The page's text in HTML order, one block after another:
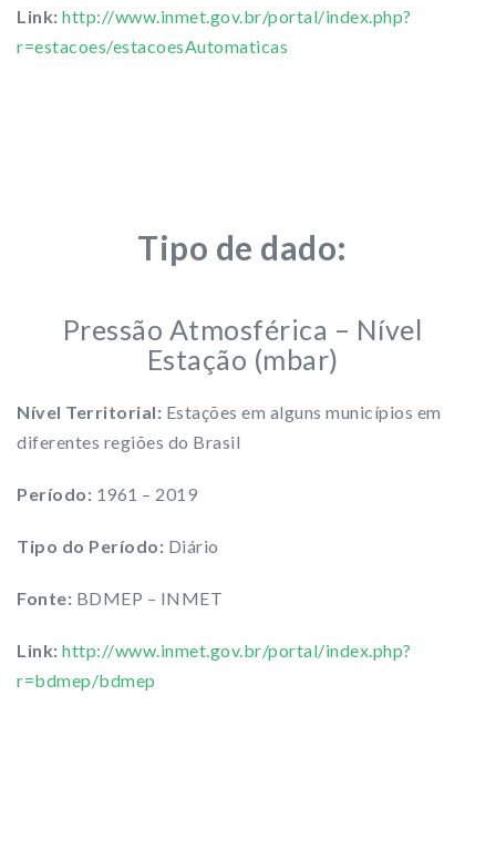
Link: http://www.inmet.gov.br/portal/index.php?
r=estacoes/estacoesAutomaticas
Tipo de dado:
Pressão Atmosférica – Nível
Estação (mbar)
Nível Territorial: Estações em alguns municípios em
diferentes regiões do Brasil
Período: 1961 – 2019
Tipo do Período: Diário
Fonte: BDMEP – INMET
Link: http://www.inmet.gov.br/portal/index.php?
r=bdmep/bdmep